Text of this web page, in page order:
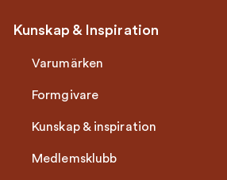
Kunskap & Inspiration
Varumärken
Formgivare
Kunskap & inspiration
Medlemsklubb